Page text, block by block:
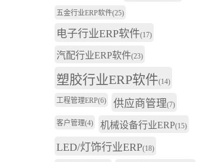
五金行业ERP软件(25)
电子行业ERP软件(17)
汽配行业ERP软件(23)
塑胶行业ERP软件(14)
工程管理ERP(6) 供应商管理(7)
客户管理(4) 机械设备行业ERP(15)
LED/灯饰行业ERP(18)